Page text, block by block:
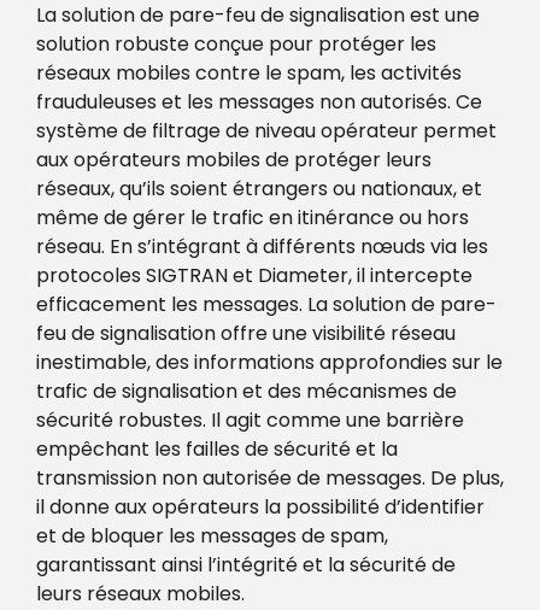
La solution de pare-feu de signalisation est une
solution robuste conçue pour protéger les
réseaux mobiles contre le spam, les activités
frauduleuses et les messages non autorisés. Ce
système de filtrage de niveau opérateur permet
aux opérateurs mobiles de protéger leurs
réseaux, qu’ils soient étrangers ou nationaux, et
même de gérer le trafic en itinérance ou hors
réseau. En s’intégrant à différents nœuds via les
protocoles SIGTRAN et Diameter, il intercepte
efficacement les messages. La solution de pare-
feu de signalisation offre une visibilité réseau
inestimable, des informations approfondies sur le
trafic de signalisation et des mécanismes de
sécurité robustes. Il agit comme une barrière
empêchant les failles de sécurité et la
transmission non autorisée de messages. De plus,
il donne aux opérateurs la possibilité d’identifier
et de bloquer les messages de spam,
garantissant ainsi l’intégrité et la sécurité de
leurs réseaux mobiles.